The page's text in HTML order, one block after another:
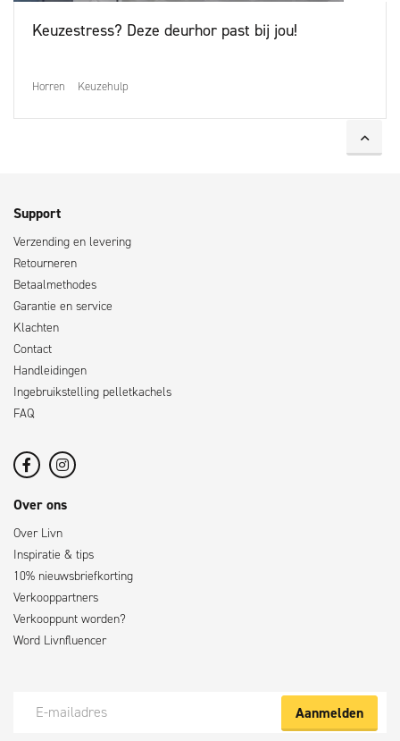
Keuzestress? Deze deurhor past bij jou!
Horren Keuzehulp
Support
Verzending en levering
Retourneren
Betaalmethodes
Garantie en service
Klachten
Contact
Handleidingen
Ingebruikstelling pelletkachels
FAQ
Over ons
Over Livn
Inspiratie & tips
10% nieuwsbriefkorting
Verkooppartners
Verkooppunt worden?
Word Livnfluencer
Aanmelden